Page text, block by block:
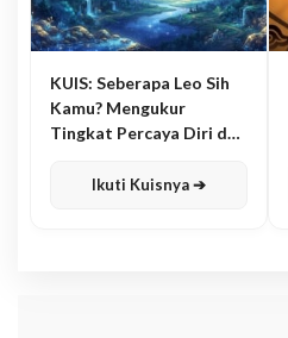
KUIS: Seberapa Leo Sih
Kamu? Mengukur
Tingkat Percaya Diri dan
Ikuti Kuisnya ➔